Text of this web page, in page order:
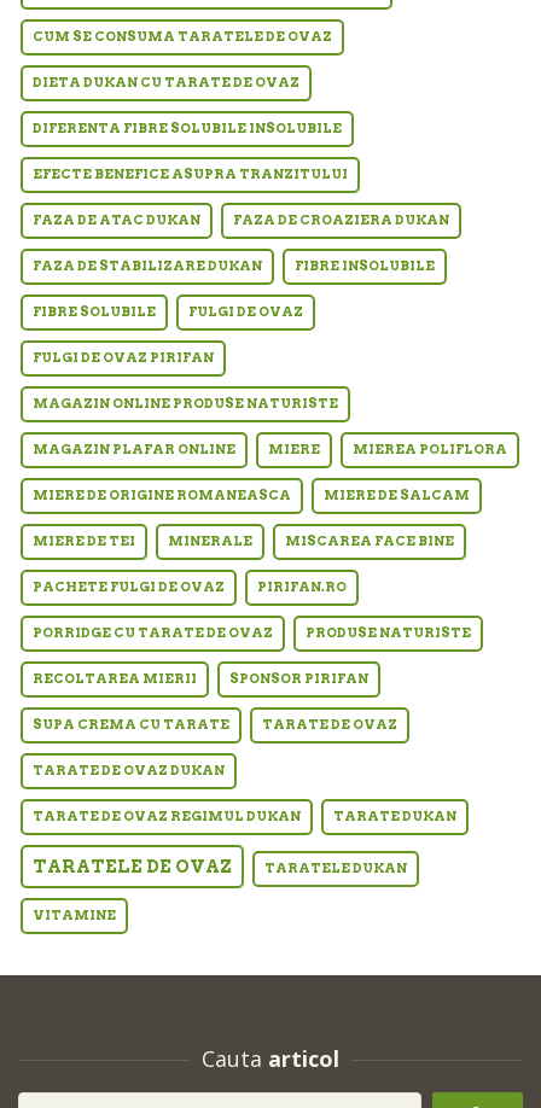
CUM SE CONSUMA TARATELE DE OVAZ
DIETA DUKAN CU TARATE DE OVAZ
DIFERENTA FIBRE SOLUBILE INSOLUBILE
EFECTE BENEFICE ASUPRA TRANZITULUI
FAZA DE ATAC DUKAN FAZA DE CROAZIERA DUKAN
FAZA DE STABILIZARE DUKAN FIBRE INSOLUBILE
FIBRE SOLUBILE FULGI DE OVAZ
FULGI DE OVAZ PIRIFAN
MAGAZIN ONLINE PRODUSE NATURISTE
MAGAZIN PLAFAR ONLINE MIERE MIEREA POLIFLORA
MIERE DE ORIGINE ROMANEASCA MIERE DE SALCAM
MIERE DE TEI MINERALE MISCAREA FACE BINE
PACHETE FULGI DE OVAZ PIRIFAN.RO
PORRIDGE CU TARATE DE OVAZ PRODUSE NATURISTE
RECOLTAREA MIERII SPONSOR PIRIFAN
SUPA CREMA CU TARATE TARATE DE OVAZ
TARATE DE OVAZ DUKAN
TARATE DE OVAZ REGIMUL DUKAN TARATE DUKAN
TARATELE DE OVAZ TARATELE DUKAN
VITAMINE
Cauta articol